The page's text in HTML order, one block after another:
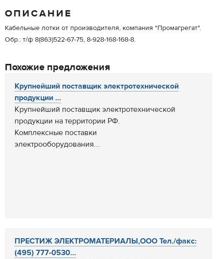
ОПИСАНИЕ
Кабельные лотки от производителя, компания "Промагрегат".
Обр.: т/ф 8(863)522-67-75, 8-928-168-168-8.
Похожие предложения
Крупнейший поставщик электротехнической
продукции ...
Крупнейший поставщик электротехнической
продукции на территории РФ.
Комплексные поставки
электрооборудования...
ПРЕСТИЖ ЭЛЕКТРОМАТЕРИАЛЫ,ООО Тел./факс:
(495) 777-0530...